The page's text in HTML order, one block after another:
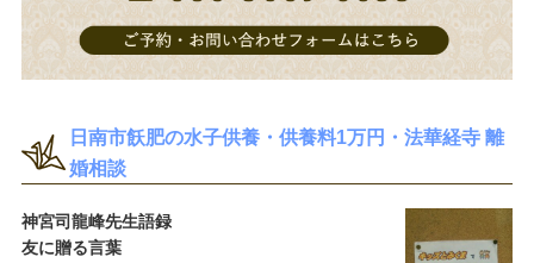
日南市飫肥の水子供養・供養料1万円・法華経寺 離
婚相談
神宮司龍峰先生語録
友に贈る言葉